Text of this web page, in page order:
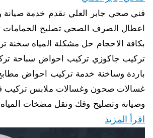
فني صحي جابر العلي نقدم خدمة صيانة
اعطال الصرف الصحي تصليح الحمامات
بكافة الاحجام حل مشكلة المياه سخنة
تركيب جاكوزي تركيب احواض سباحة
باردة وساخنة خدمة تركيب احواض
غسالات صحون وغسالات ملابس تركيب
وصيانة وتصليح وفك ونقل مضخات
اقرأ المزيد